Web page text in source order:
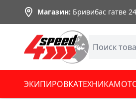
Skip to Content
Магазин: Бривибас гатве
ЭКИПИРОВКАТЕХНИКА